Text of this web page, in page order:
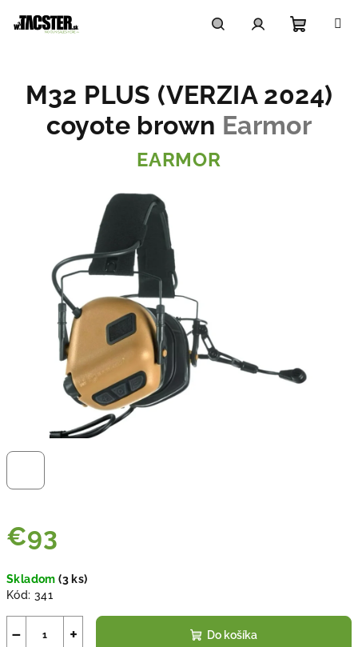
košík
€93
cena:
Skladom(3 ks)
Kód: 341
+
− Do košíka
M32 PLUS (VERZIA 2024)
coyote brown Earmor
EARMOR